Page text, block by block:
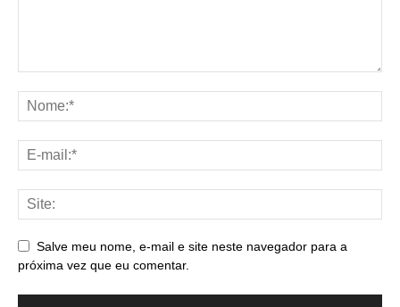
Salve meu nome, e-mail e site neste navegador para a
próxima vez que eu comentar.